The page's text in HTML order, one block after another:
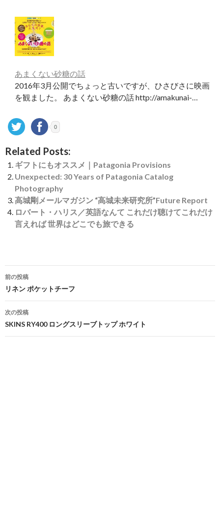
あまくない砂糖の話
2016年3月公開でちょっと古いですが、ひさびさに映画
を観ました。 あまくない砂糖の話 http://amakunai-…
0
Related Posts:
ギフトにもオススメ｜Patagonia Provisions
Unexpected: 30 Years of Patagonia Catalog
Photography
高城剛メールマガジン “高城未来研究所”Future Report
ロバート・ハリス／英語なんて これだけ聴けてこれだけ
言えれば 世界はどこでも旅できる
投
稿
ナ
ビ
前の投稿
リネン ポケットチーフ
次の投稿
SKINS RY400 ロングスリーブトップ ホワイト